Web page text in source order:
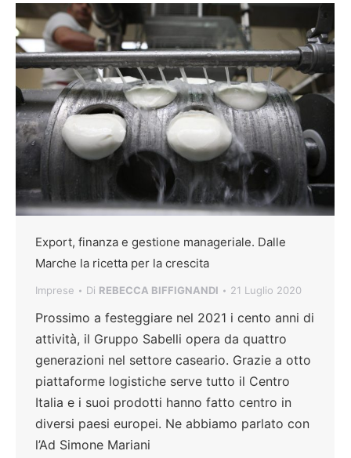
Export, finanza e gestione manageriale. Dalle
Marche la ricetta per la crescita
Imprese Di REBECCA BIFFIGNANDI 21 Luglio 2020
Prossimo a festeggiare nel 2021 i cento anni di
attività, il Gruppo Sabelli opera da quattro
generazioni nel settore caseario. Grazie a otto
piattaforme logistiche serve tutto il Centro
Italia e i suoi prodotti hanno fatto centro in
diversi paesi europei. Ne abbiamo parlato con
l’Ad Simone Mariani